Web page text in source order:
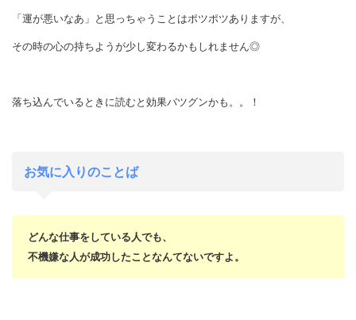
「運が悪いなあ」と思っちゃうことはポツポツありますが、
その時の心の持ちようが少し変わるかもしれません◎
落ち込んでいるときに読むと効果バツグンかも。。！
お気に入りのことば
どんな仕事をしている人でも、
不機嫌な人が成功したことなんてないですよ。